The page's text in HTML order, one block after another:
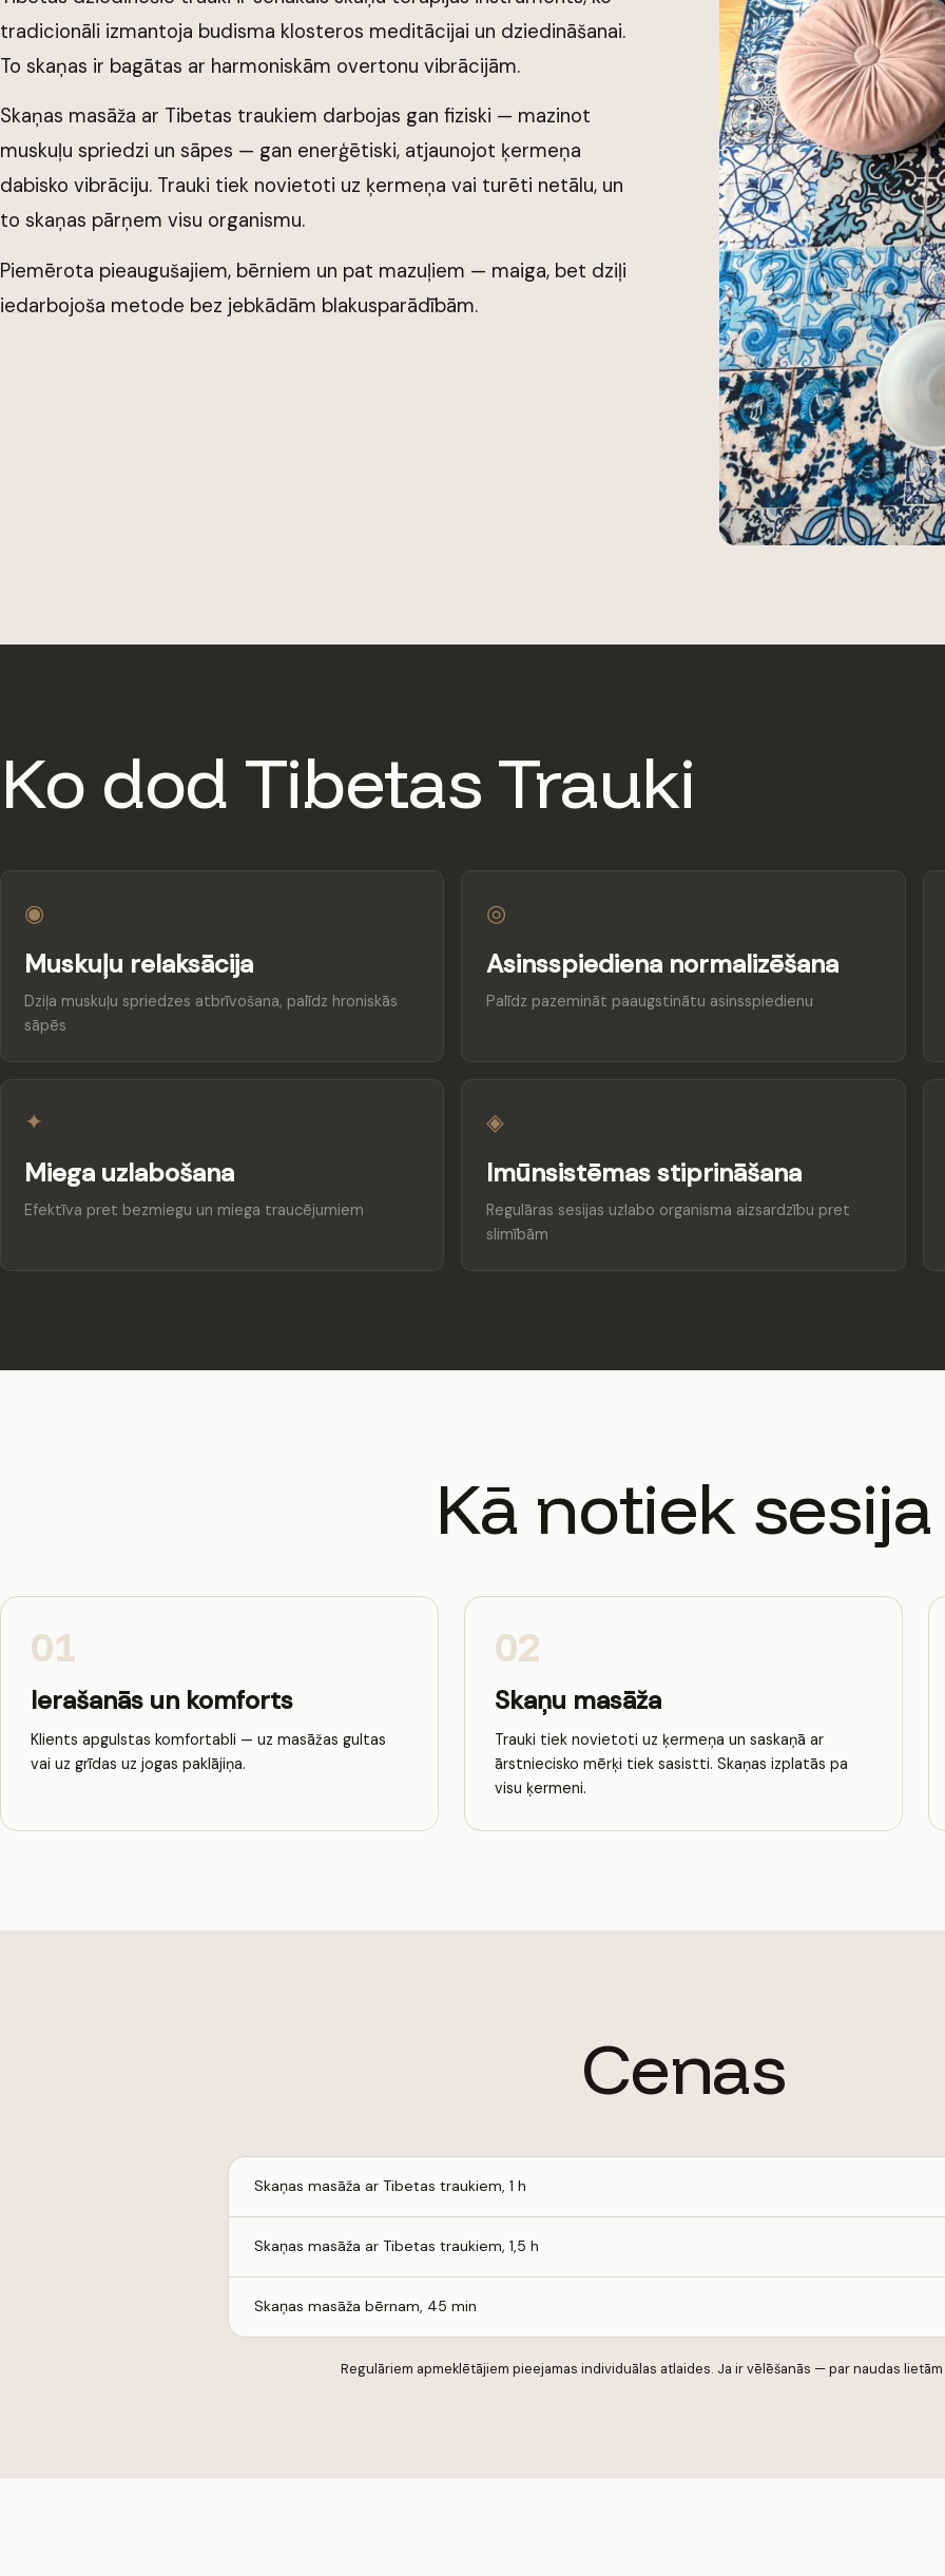
tradicionāli izmantoja budisma klosteros meditācijai un dziedināšanai.
To skaņas ir bagātas ar harmoniskām overtonu vibrācijām.
Skaņas masāža ar Tibetas traukiem darbojas gan fiziski — mazinot
muskuļu spriedzi un sāpes — gan enerģētiski, atjaunojot ķermeņa
dabisko vibrāciju. Trauki tiek novietoti uz ķermeņa vai turēti netālu, un
to skaņas pārņem visu organismu.
Piemērota pieaugušajiem, bērniem un pat mazuļiem — maiga, bet dziļi
iedarbojoša metode bez jebkādām blakusparādībām.
Ko dod Tibetas Trauki
◉
Muskuļu relaksācija
Dziļa muskuļu spriedzes atbrīvošana, palīdz hroniskās
sāpēs
◎
Asinsspiediena normalizēšana
Palīdz pazemināt paaugstinātu asinsspiedienu
✦
Miega uzlabošana
Efektīva pret bezmiegu un miega traucējumiem
◈
Imūnsistēmas stiprināšana
Regulāras sesijas uzlabo organisma aizsardzību pret
slimībām
Kā notiek sesija
01
Ierašanās un komforts
Klients apgulstas komfortabli — uz masāžas gultas
vai uz grīdas uz jogas paklājiņa.
02
Skaņu masāža
Trauki tiek novietoti uz ķermeņa un saskaņā ar
ārstniecisko mērķi tiek sasistti. Skaņas izplatās pa
visu ķermeni.
Cenas
Skaņas masāža ar Tibetas traukiem, 1 h
Skaņas masāža ar Tibetas traukiem, 1,5 h
Skaņas masāža bērnam, 45 min
Regulāriem apmeklētājiem pieejamas individuālas atlaides. Ja ir vēlēšanās — par naudas